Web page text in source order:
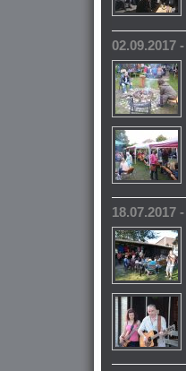
02.09.2017
18.07.2017